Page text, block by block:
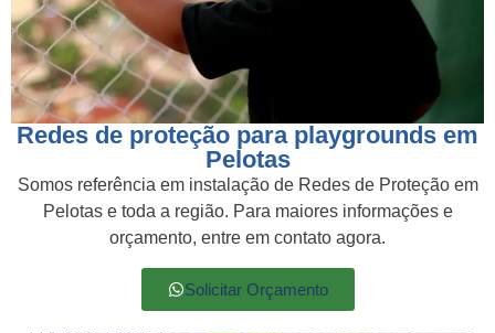
Redes de proteção para playgrounds em
Pelotas
Somos referência em instalação de Redes de Proteção em
Pelotas e toda a região. Para maiores informações e
orçamento, entre em contato agora.
Solicitar Orçamento